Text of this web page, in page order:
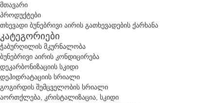
მთავარი
პროდუქტები
თხევადი ბუნებრივი აირის გათხევადების ქარხანა
კატეგორიები
ჭაბურღილის მკურნალობა
ბუნებრივი აირის კონდიცირება
დეკარბონიზაციის სკიდი
დეჰიდრატაციის სრიალი
გოგირდის შემცველობის სრიალი
აორთქლება, კრისტალიზაცია, სკიდი